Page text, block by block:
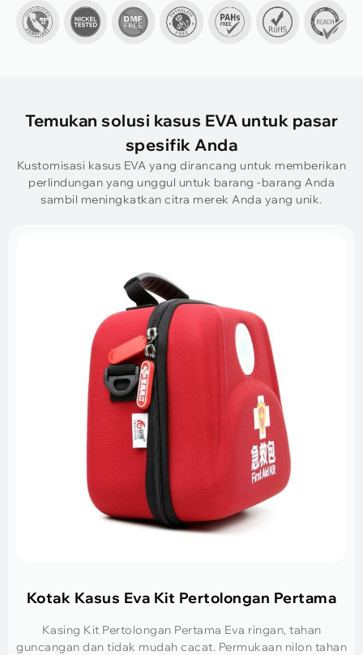
Temukan solusi kasus EVA untuk pasar
spesifik Anda
Kustomisasi kasus EVA yang dirancang untuk memberikan
perlindungan yang unggul untuk barang -barang Anda
sambil meningkatkan citra merek Anda yang unik.
Kotak Kasus Eva Kit Pertolongan Pertama
Kasing Kit Pertolongan Pertama Eva ringan, tahan
guncangan dan tidak mudah cacat. Permukaan nilon tahan